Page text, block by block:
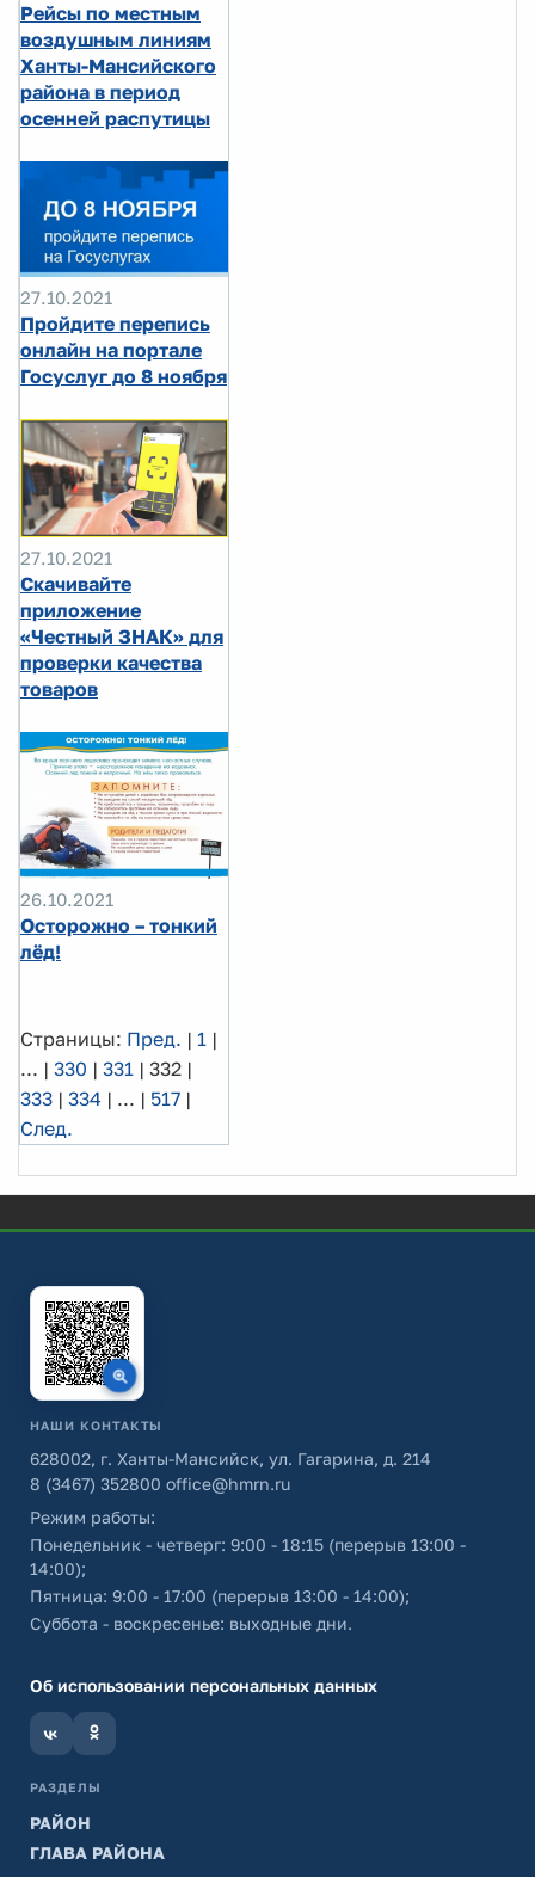
Рейсы по местным
воздушным линиям
Ханты-Мансийского
района в период
осенней распутицы
27.10.2021
Пройдите перепись
онлайн на портале
Госуслуг до 8 ноября
27.10.2021
Скачивайте
приложение
«Честный ЗНАК» для
проверки качества
товаров
26.10.2021
Осторожно – тонкий
лёд!
Страницы: Пред. | 1 |
... | 330 | 331 | 332 |
333 | 334 | ... | 517 |
След.
НАШИ КОНТАКТЫ
628002, г. Ханты-Мансийск, ул. Гагарина, д. 214
8 (3467) 352800 office@hmrn.ru
Режим работы:
Понедельник - четверг: 9:00 - 18:15 (перерыв 13:00 -
14:00);
Пятница: 9:00 - 17:00 (перерыв 13:00 - 14:00);
Суббота - воскресенье: выходные дни.
Об использовании персональных данных
РАЗДЕЛЫ
РАЙОН
ГЛАВА РАЙОНА